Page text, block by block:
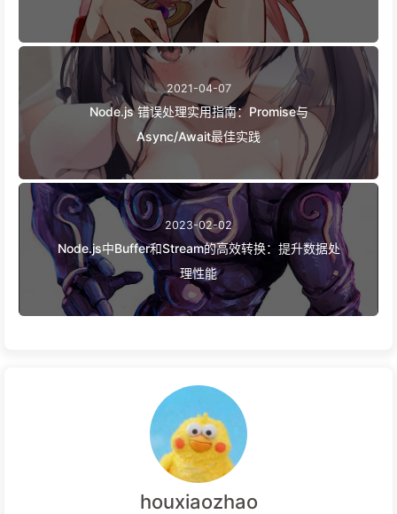
2021-04-07
Node.js 错误处理实用指南：Promise与
Async/Await最佳实践
2023-02-02
Node.js中Buffer和Stream的高效转换：提升数据处
理性能
houxiaozhao